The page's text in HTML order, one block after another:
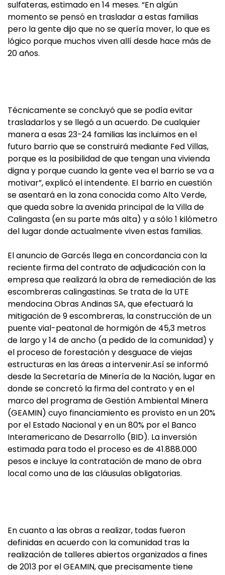
sulfateras, estimado en 14 meses. “En algún
momento se pensó en trasladar a estas familias
pero la gente dijo que no se quería mover, lo que es
lógico porque muchos viven allí desde hace más de
20 años.
Técnicamente se concluyó que se podía evitar
trasladarlos y se llegó a un acuerdo. De cualquier
manera a esas 23-24 familias las incluimos en el
futuro barrio que se construirá mediante Fed Villas,
porque es la posibilidad de que tengan una vivienda
digna y porque cuando la gente vea el barrio se va a
motivar”, explicó el intendente. El barrio en cuestión
se asentará en la zona conocida como Alto Verde,
que queda sobre la avenida principal de la Villa de
Calingasta (en su parte más alta) y a sólo 1 kilómetro
del lugar donde actualmente viven estas familias.
El anuncio de Garcés llega en concordancia con la
reciente firma del contrato de adjudicación con la
empresa que realizará la obra de remediación de las
escombreras calingastinas. Se trata de la UTE
mendocina Obras Andinas SA, que efectuará la
mitigación de 9 escombreras, la construcción de un
puente vial-peatonal de hormigón de 45,3 metros
de largo y 14 de ancho (a pedido de la comunidad) y
el proceso de forestación y desguace de viejas
estructuras en las áreas a intervenir.Así se informó
desde la Secretaría de Minería de la Nación, lugar en
donde se concretó la firma del contrato y en el
marco del programa de Gestión Ambiental Minera
(GEAMIN) cuyo financiamiento es provisto en un 20%
por el Estado Nacional y en un 80% por el Banco
Interamericano de Desarrollo (BID). La inversión
estimada para todo el proceso es de 41.888.000
pesos e incluye la contratación de mano de obra
local como una de las cláusulas obligatorias.
En cuanto a las obras a realizar, todas fueron
definidas en acuerdo con la comunidad tras la
realización de talleres abiertos organizados a fines
de 2013 por el GEAMIN, que precisamente tiene